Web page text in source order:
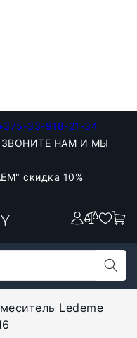
33-918-21-34
НАМ И МЫ
скидка 10%
Ledeme